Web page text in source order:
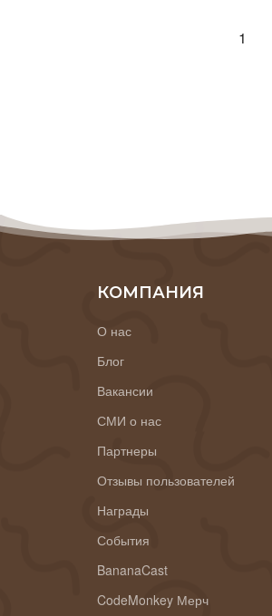
1
КОМПАНИЯ
О нас
Блог
Вакансии
СМИ о нас
Партнеры
Отзывы пользователей
Награды
События
BananaCast
CodeMonkey Мерч